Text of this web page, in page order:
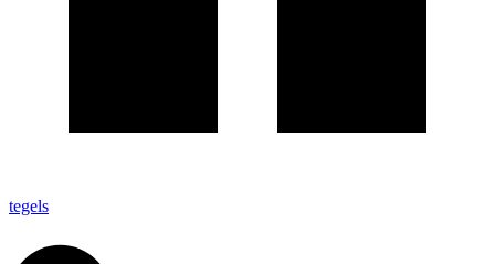
tegels